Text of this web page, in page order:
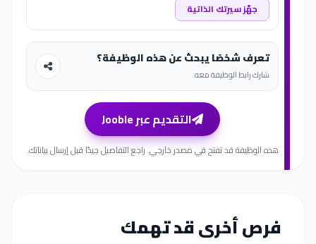
جهّز سيرتك الذاتية
تعرف شخصًا يبحث عن هذه الوظيفة؟
شارك رابط الوظيفة معه.
التقديم عبر Jooble
هذه الوظيفة قد تفتح في مصدر خارجي. راجع التفاصيل جيدًا قبل إرسال بياناتك.
فرص أخرى قد تهمك